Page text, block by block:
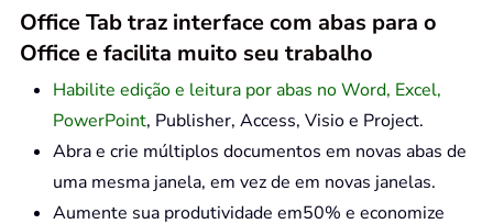
Office Tab traz interface com abas para o
Office e facilita muito seu trabalho
Habilite edição e leitura por abas no Word, Excel,
PowerPoint, Publisher, Access, Visio e Project.
Abra e crie múltiplos documentos em novas abas de
uma mesma janela, em vez de em novas janelas.
Aumente sua produtividade em50% e economize